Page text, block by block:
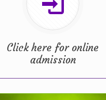
Click here for online
admission